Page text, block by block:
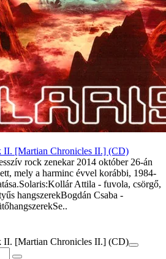
II. [Martian Chronicles II.] (CD)
rock zenekar 2014 október 26-án
mely a harminc évvel korábbi, 1984-
Attila - fuvola, csörgő,
hangszerekBogdán Csaba -
II. [Martian Chronicles II.] (CD)